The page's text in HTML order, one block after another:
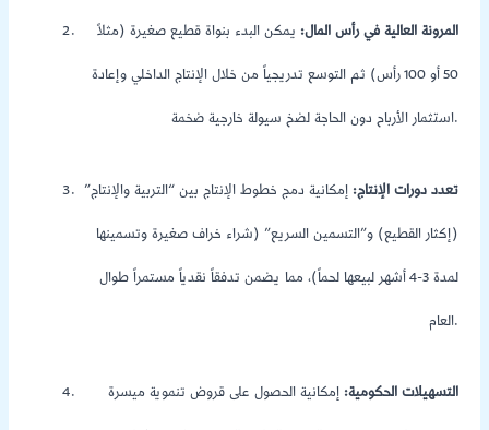
المرونة العالية في رأس المال: يمكن البدء بنواة قطيع صغيرة (مثلاً
50 أو 100 رأس) ثم التوسع تدريجياً من خلال الإنتاج الداخلي وإعادة
استثمار الأرباح دون الحاجة لضخ سيولة خارجية ضخمة.
تعدد دورات الإنتاج: إمكانية دمج خطوط الإنتاج بين “التربية والإنتاج”
(إكثار القطيع) و”التسمين السريع” (شراء خراف صغيرة وتسمينها
لمدة 3-4 أشهر لبيعها لحماً)، مما يضمن تدفقاً نقدياً مستمراً طوال
العام.
التسهيلات الحكومية: إمكانية الحصول على قروض تنموية ميسرة